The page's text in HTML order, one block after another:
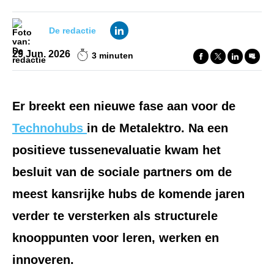
De redactie
29 Jun. 2026 3 minuten
Er breekt een nieuwe fase aan voor de
Technohubs in de Metalektro. Na een
positieve tussenevaluatie kwam het
besluit van de sociale partners om de
meest kansrijke hubs de komende jaren
verder te versterken als structurele
knooppunten voor leren, werken en
innoveren.